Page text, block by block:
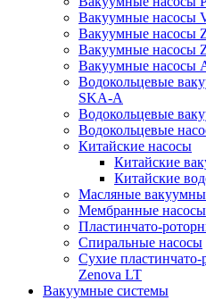
Вакуумные насосы
Вакуумные насосы
Вакуумные насосы
Вакуумные насосы
Водокольцевые
SKA-A
Водокольцевые
Водокольцевые
Китайские насосы
Китайские
Китайские
Масляные
Мембранные насосы
Пластинчато-
Спиральные насосы
Сухие
Zenova LT
Вакуумные системы